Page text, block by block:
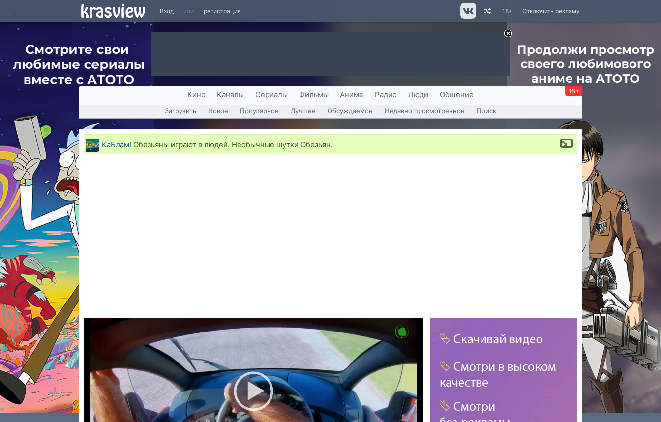
Вход или регистрация Отключить рекламу
18+
Кино Каналы Сериалы Фильмы Аниме Радио Люди Общение 18+
Загрузить Новое Популярное Лучшее Обсуждаемое Недавно просмотренное Поиск
КаБлам! Обезьяны играют в людей. Необычные шутки Обезьян.